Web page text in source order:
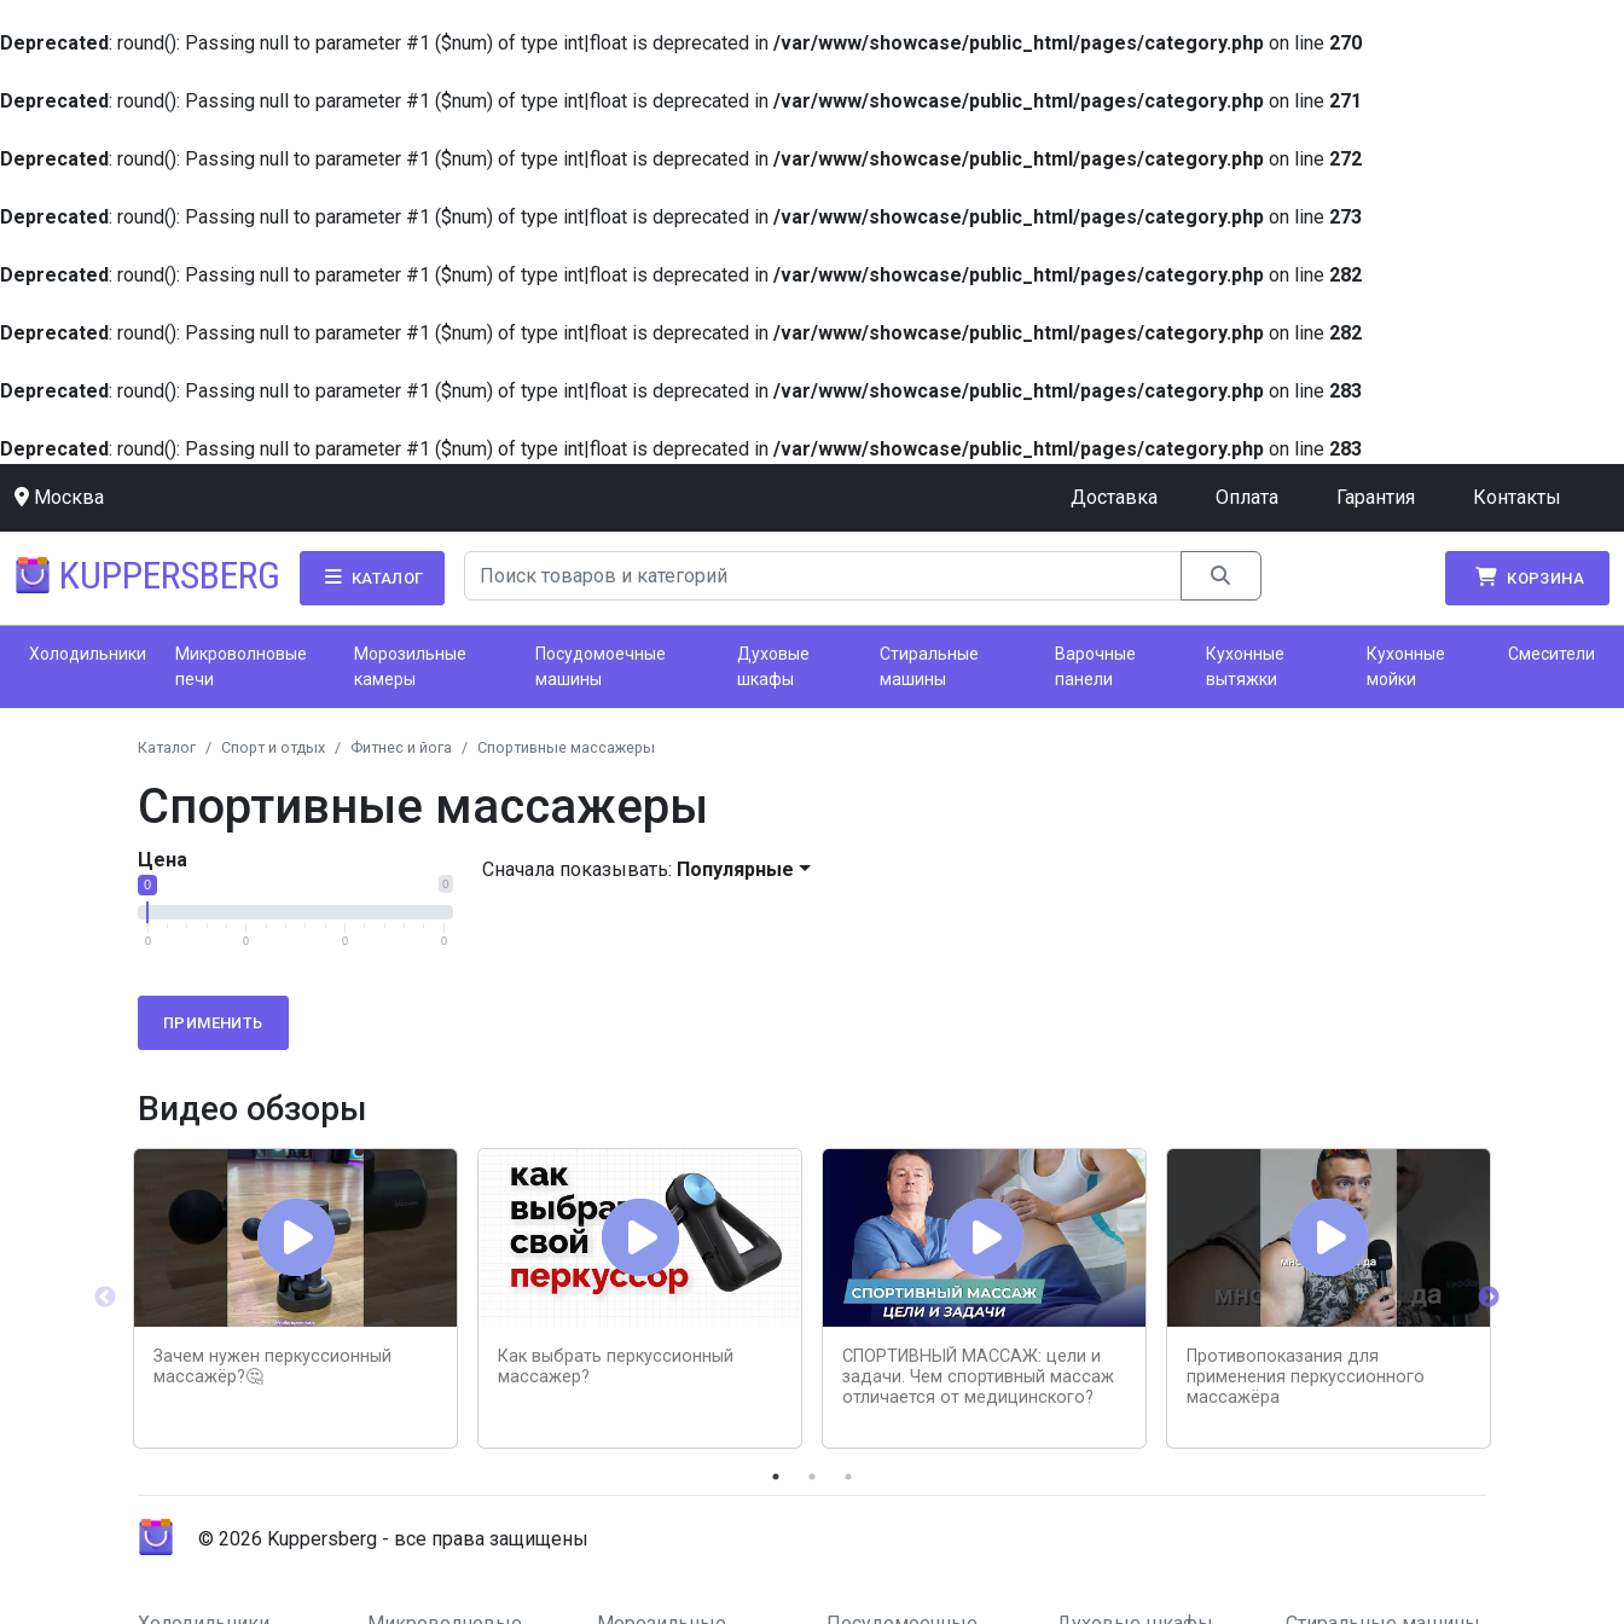
Deprecated: round(): Passing null to parameter #1 ($num) of type int|float is deprecated in /var/www/showcase/public_html/pages/category.php on line 270
Deprecated: round(): Passing null to parameter #1 ($num) of type int|float is deprecated in /var/www/showcase/public_html/pages/category.php on line 271
Deprecated: round(): Passing null to parameter #1 ($num) of type int|float is deprecated in /var/www/showcase/public_html/pages/category.php on line 272
Deprecated: round(): Passing null to parameter #1 ($num) of type int|float is deprecated in /var/www/showcase/public_html/pages/category.php on line 273
Deprecated: round(): Passing null to parameter #1 ($num) of type int|float is deprecated in /var/www/showcase/public_html/pages/category.php on line 282
Deprecated: round(): Passing null to parameter #1 ($num) of type int|float is deprecated in /var/www/showcase/public_html/pages/category.php on line 282
Deprecated: round(): Passing null to parameter #1 ($num) of type int|float is deprecated in /var/www/showcase/public_html/pages/category.php on line 283
Deprecated: round(): Passing null to parameter #1 ($num) of type int|float is deprecated in /var/www/showcase/public_html/pages/category.php on line 283
Москва Доставка Оплата Гарантия Контакты
KUPPERSBERG КАТАЛОГ КОРЗИНА
Холодильники
Микроволновые
печи
Морозильные
камеры
Посудомоечные
машины
Духовые
шкафы
Стиральные
машины
Варочные
панели
Кухонные
вытяжки
Кухонные
мойки
Смесители
Каталог Спорт и отдых Фитнес и йога Спортивные массажеры
Спортивные массажеры
Цена
0
0
0 0 0 0
ПРИМЕНИТЬ
Сначала показывать: Популярные
Видео обзоры
Зачем нужен перкуссионный
массажёр?🤔
Как выбрать перкуссионный
массажер?
СПОРТИВНЫЙ МАССАЖ: цели и
задачи. Чем спортивный массаж
отличается от медицинского?
Противопоказания для
применения перкуссионного
массажёра
© 2026 Kuppersberg - все права защищены